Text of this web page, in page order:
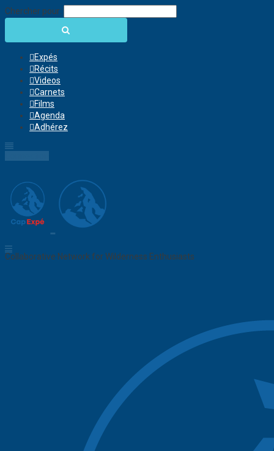
Chercher pour:
Expés
Récits
Videos
Carnets
Films
Agenda
Adhérez
Collaborative Network for Wilderness Enthusiasts